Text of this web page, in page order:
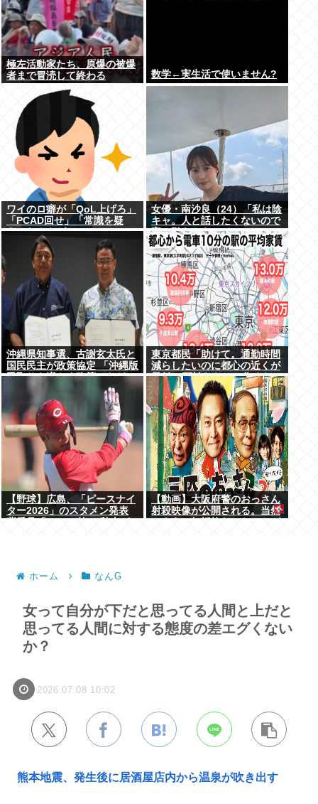
極左活動家たち、原爆の被爆
者まで冒涜して終わる
数学←実生活で使いません?
ワイのロ癖が「QoL上げろ」
「PCAD回せ」「常識を疑
え」なんやが
女優・南沙良（24）「私は陰
キャ。人と話したくないので
家に引きこもってPCでアニ
メを観ていたい」
沖縄県知事選、古謝玄太氏と
国民民主が政策協定 「沖縄版
手取りを増やす政策」など5
東京都民「助けて。通勤時間
減らしたいのに都心の近くが
最低10万払わないと住めない
の」
【野球】広島、「ピースナイ
ター2026」のスタメン発表
【動画】大阪府警のおっさん
射殺映像が公開される。当然
ホーム なんG
女って自分が下だと思ってる人間と上だと
思ってる人間に対する態度の差エグくない
か？
2026.07.08 10:02
熊本地震、発生後に居酒屋店内から温泉が吹き出す